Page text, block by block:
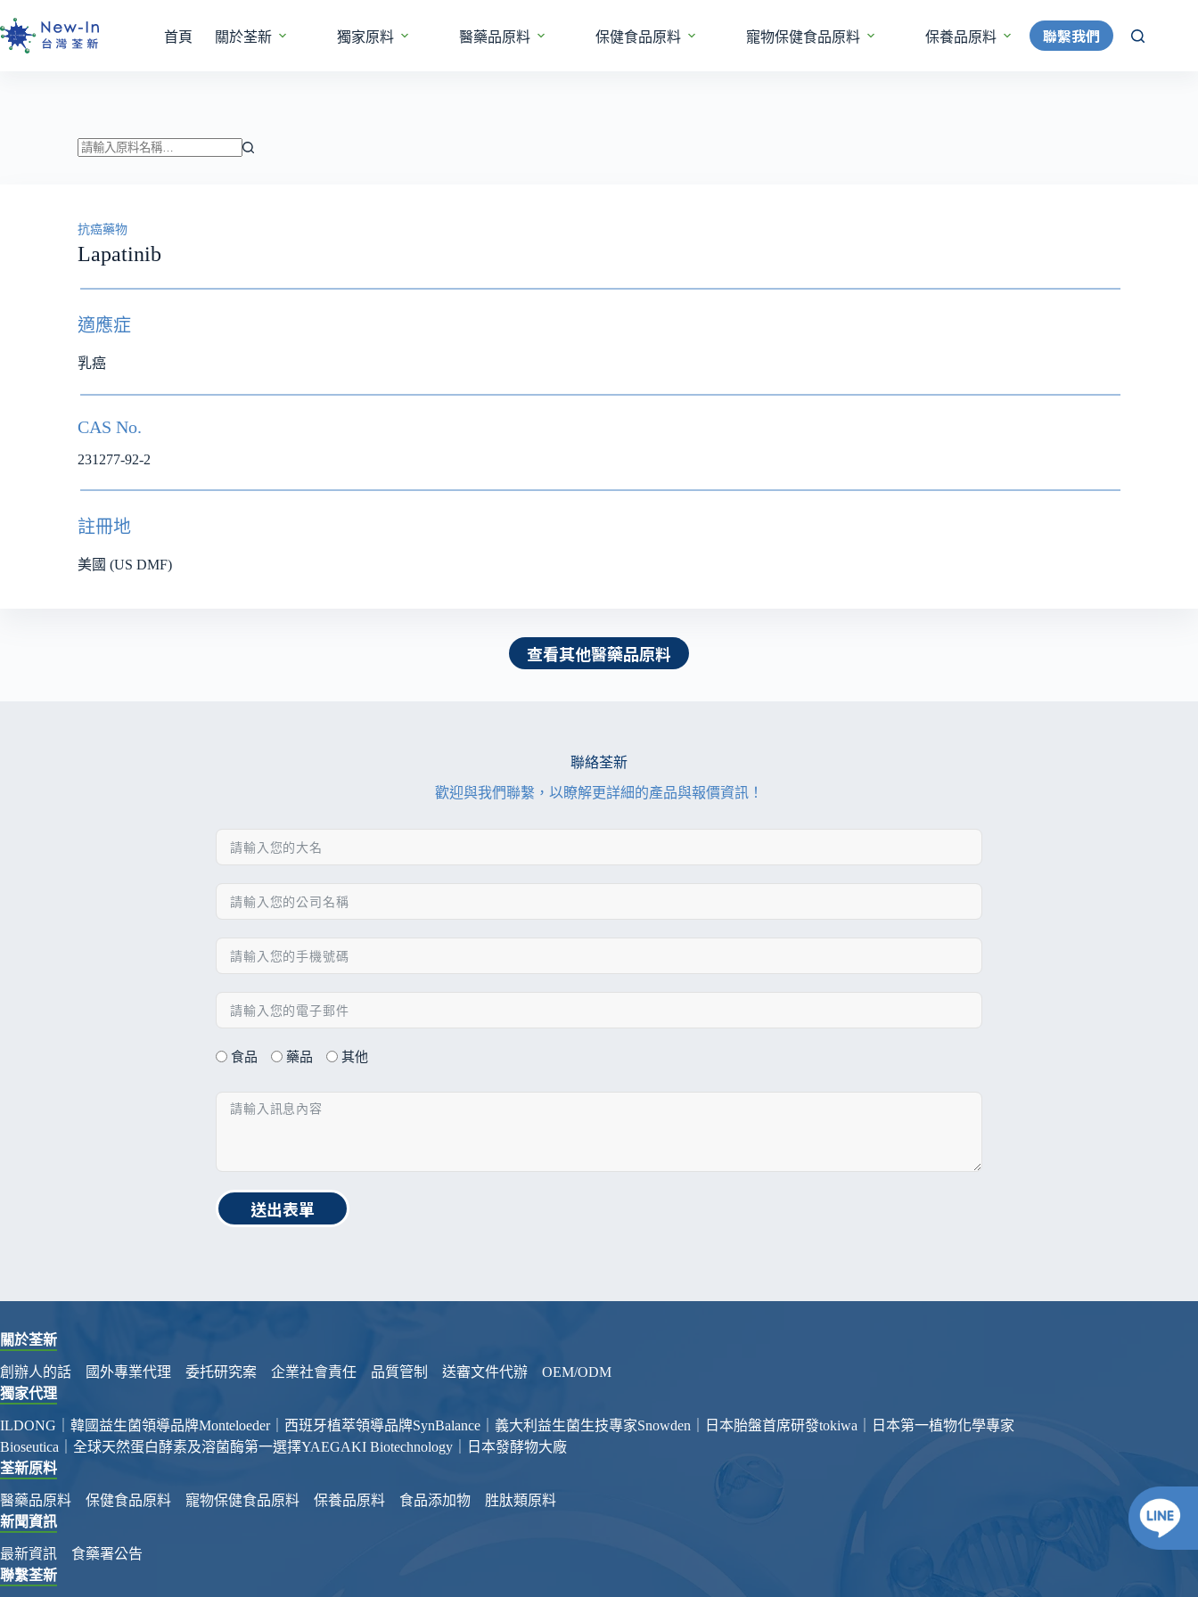
至
主
首頁 關於荃新 獨家原料 醫藥品原料 保健食品原料 寵物保健食品原料 保養品原料 更多
聯繫我們
符
合
的
果
抗癌藥物
Lapatinib
適應症
乳癌
CAS No.
231277-92-2
註冊地
美國 (US DMF)
查看其他醫藥品原料
聯絡荃新
歡迎與我們聯繫，以瞭解更詳細的產品與報價資訊！
食品 藥品 其他
送出表單
關於荃新
創辦人的話 國外專業代理 委托研究案 企業社會責任 品質管制 送審文件代辦
OEM/ODM
獨家代理
ILDONG｜韓國益生菌領導品牌Monteloeder｜西班牙植萃領導品牌SynBalance｜義大利益生菌生技專家Snowden｜日本胎盤首席研發tokiwa｜日本第一植物化學專家
Bioseutica｜全球天然蛋白酵素及溶菌酶第一選擇YAEGAKI Biotechnology｜日本發酵物大廠
荃新原料
醫藥品原料 保健食品原料 寵物保健食品原料 保養品原料 食品添加物
胜肽類原料
新聞資訊
最新資訊
食藥署公告
聯繫荃新